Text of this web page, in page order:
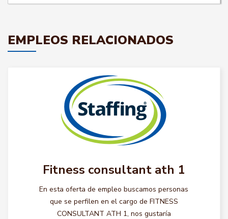
EMPLEOS RELACIONADOS
Fitness consultant ath 1
En esta oferta de empleo buscamos personas
que se perfilen en el cargo de FITNESS
CONSULTANT ATH 1, nos gustaría